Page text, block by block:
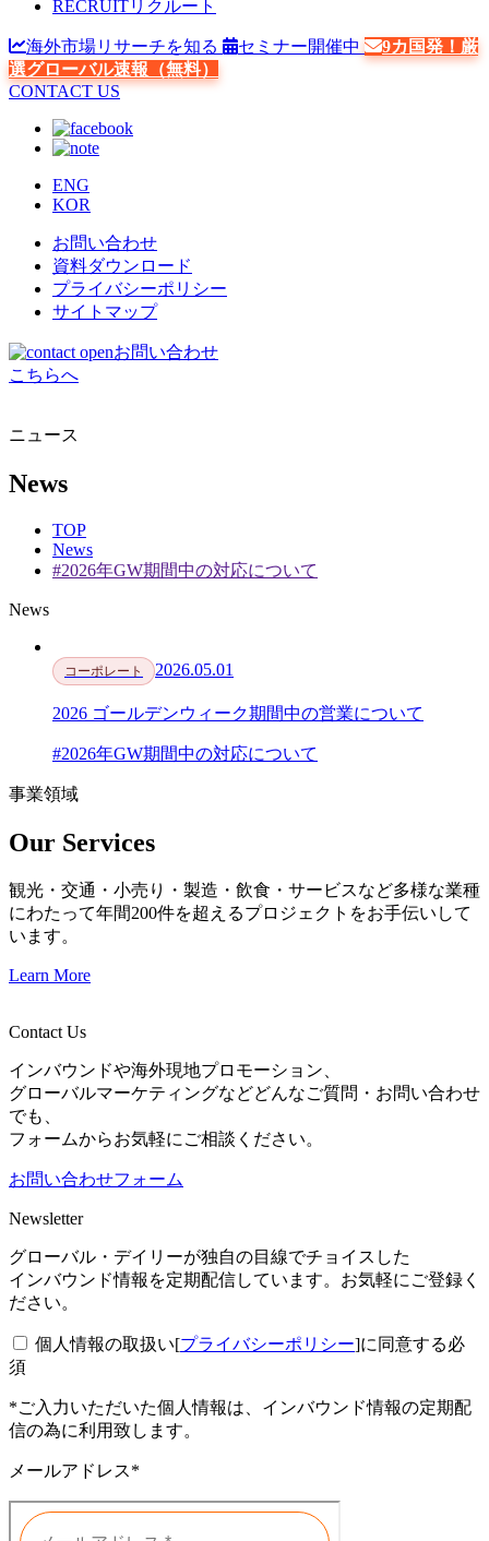
RECRUITリクルート
海外市場リサーチを知る セミナー開催中
9カ国発！厳
選グローバル速報（無料）
CONTACT US
ENG
KOR
お問い合わせ
資料ダウンロード
プライバシーポリシー
サイトマップ
お問い合わせ
こちらへ
ニュース
News
TOP
News
#2026年GW期間中の対応について
News
コーポレート 2026.05.01
2026 ゴールデンウィーク期間中の営業について
#2026年GW期間中の対応について
事業領域
Our Services
観光・交通・小売り・製造・飲食・サービスなど多様な業種
にわたって年間200件を超えるプロジェクトをお手伝いして
います。
Learn More
Contact Us
インバウンドや海外現地プロモーション、
グローバルマーケティングなどどんなご質問・お問い合わせ
でも、
フォームからお気軽にご相談ください。
お問い合わせフォーム
Newsletter
グローバル・デイリーが独自の目線でチョイスした
インバウンド情報を定期配信しています。お気軽にご登録く
ださい。
個人情報の取扱い[プライバシーポリシー]に同意する必
須
*ご入力いただいた個人情報は、インバウンド情報の定期配
信の為に利用致します。
メールアドレス*